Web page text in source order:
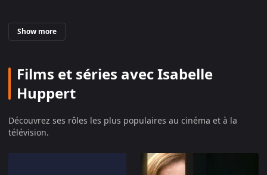
Isabelle Huppert, de « La Dentellière » à
« Elle », une actrice française au cinéma
Isabelle Huppert naît le seize mars mil neuf cent
cinquante-trois à Paris, dans le seizième
arrondissement. Après le lycée Florent-Schmitt de
Saint-Cloud, elle passe par le conservatoire de
Versailles, puis suit des cours à l'École de la rue
dramatique, promotion mil neuf cent soixante-quinze.
Sa maîtrise de l'anglais, de l'italien et du russe lui ouvre
Show more
Films et séries avec Isabelle
Huppert
Découvrez ses rôles les plus populaires au cinéma et à la
télévision.